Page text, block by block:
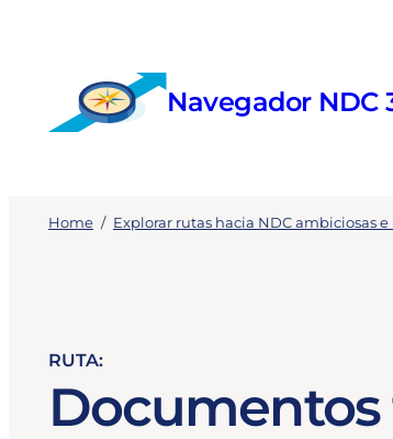
Navegador NDC
Home / Explorar rutas hacia NDC ambiciosas
RUTA: